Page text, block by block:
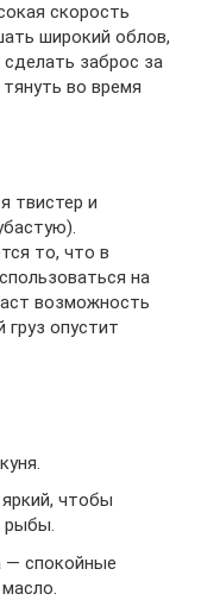
скорость
широкий облов,
заброс за
во время
твистер и
то, что в
на
возможность
груз опустит
чтобы
рыбы.
— спокойные